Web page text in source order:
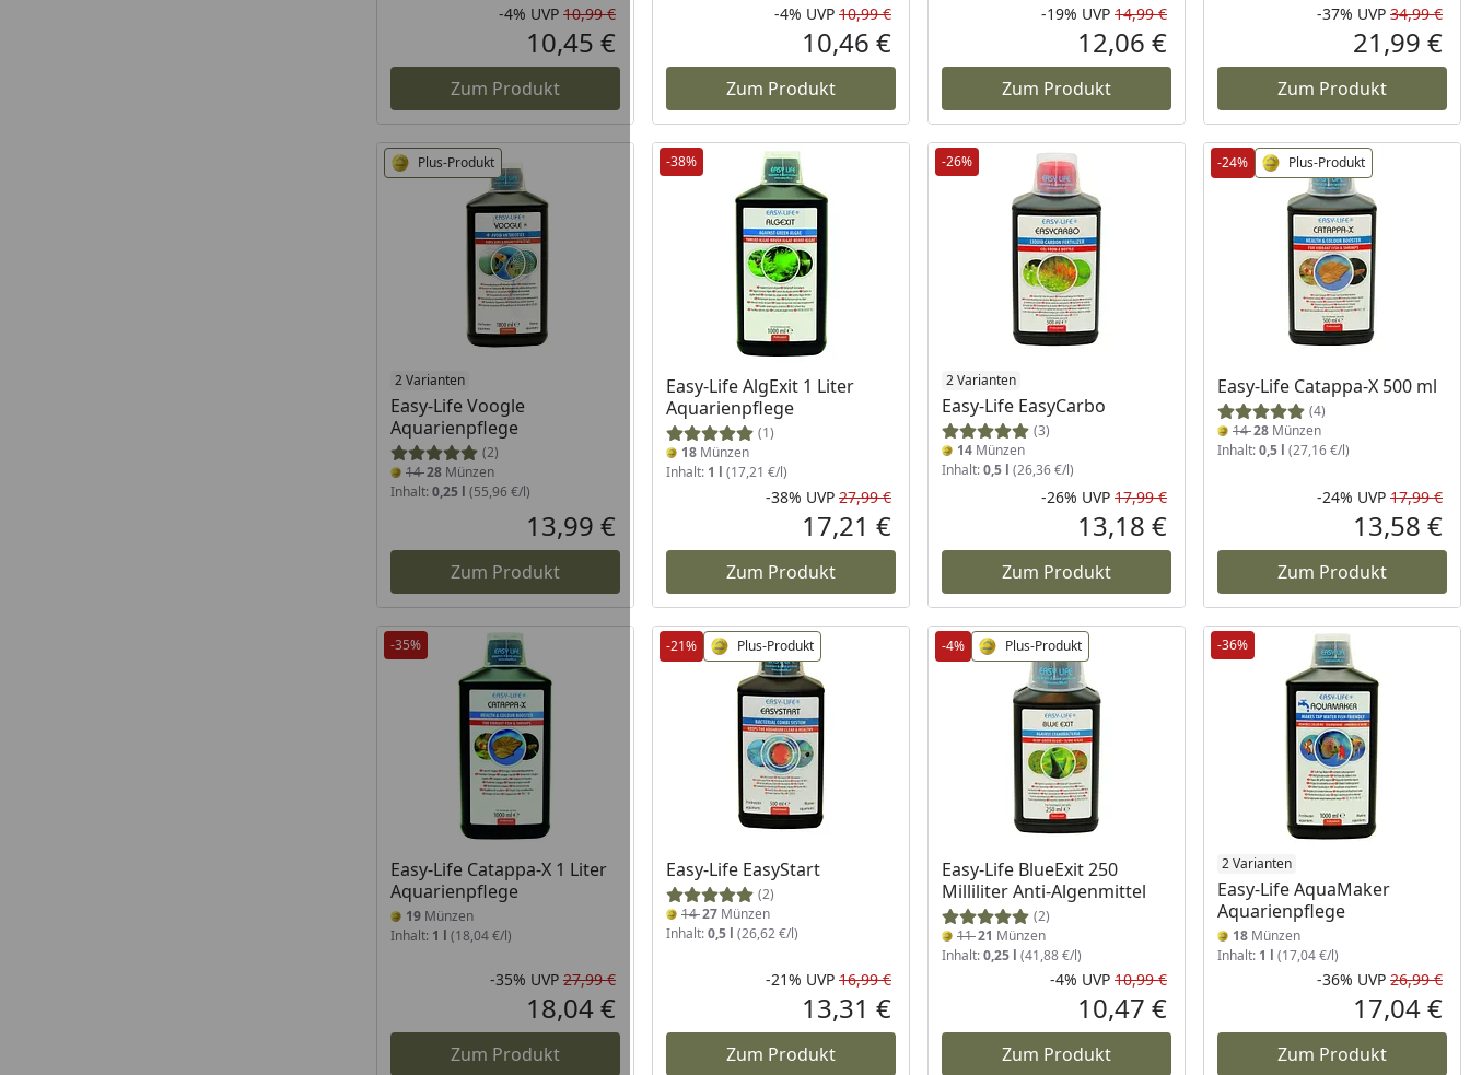
Rabatt in Prozent
-4%
Ursprünglicher Preis
UVP 10,99 €
Aktueller Preis
10,45 €
Zum Produkt
Rabatt in Prozent
-4%
Ursprünglicher Preis
UVP 10,99 €
Aktueller Preis
10,46 €
Zum Produkt
Rabatt in Prozent
-19%
Ursprünglicher Preis
UVP 14,99 €
Aktueller Preis
12,06 €
Zum Produkt
-37% UVP 34,99 €
21,99 €
Zum Produkt
Plus-Produkt
2 Varianten
Easy-Life Voogle
Aquarienpflege
(2)
1428 Münzen
Inhalt: 0,25 l (55,96 €/l)
Aktueller Preis
13,99 €
Zum Produkt
-38%
Easy-Life AlgExit 1 Liter
Aquarienpflege
(1)
18 Münzen
Inhalt: 1 l (17,21 €/l)
Rabatt in Prozent
-38%
Ursprünglicher Preis
UVP 27,99 €
Aktueller Preis
17,21 €
Zum Produkt
-26%
2 Varianten
Easy-Life EasyCarbo
(3)
14 Münzen
Inhalt:0,5 l (26,36 €/l)
Rabatt in Prozent
-26%
Ursprünglicher Preis
UVP 17,99 €
Aktueller Preis
13,18 €
Zum Produkt
-24% Plus-Produkt
Easy-Life Catappa-X 500 ml
(4)
1428 Münzen
Inhalt:0,5 l (27,16 €/l)
-24% UVP 17,99 €
13,58 €
Zum Produkt
-35%
Easy-Life Catappa-X 1 Liter
Aquarienpflege
19 Münzen
Inhalt: 1 l (18,04 €/l)
Rabatt in Prozent
-35%
Ursprünglicher Preis
UVP 27,99 €
Aktueller Preis
18,04 €
Zum Produkt
-21% Plus-Produkt
Easy-Life EasyStart
(2)
1427 Münzen
Inhalt:0,5 l (26,62 €/l)
Rabatt in Prozent
-21%
Ursprünglicher Preis
UVP 16,99 €
Aktueller Preis
13,31 €
Zum Produkt
-4% Plus-Produkt
Easy-Life BlueExit 250
Milliliter Anti-Algenmittel
(2)
1121 Münzen
Inhalt:0,25 l (41,88 €/l)
Rabatt in Prozent
-4%
Ursprünglicher Preis
UVP 10,99 €
Aktueller Preis
10,47 €
Zum Produkt
-36%
2 Varianten
Easy-Life AquaMaker
Aquarienpflege
18 Münzen
Inhalt: 1 l (17,04 €/l)
-36% UVP 26,99 €
17,04 €
Zum Produkt